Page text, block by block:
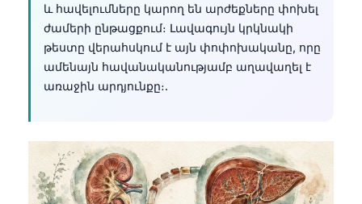
և հավելումները կարող են արժեքները փոխել
ժամերի ընթացքում։ Լավագույն կրկնակի
թեստը վերահսկում է այն փոփոխականը, որը
ամենայն հավանականությամբ աղավաղել է
առաջին արդյունքը։.